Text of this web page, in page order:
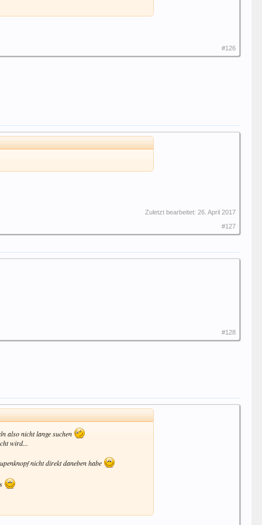
#126
Zuletzt bearbeitet: 26. April 2017
#127
#128
also nicht lange suchen
wird...
nicht direkt daneben habe